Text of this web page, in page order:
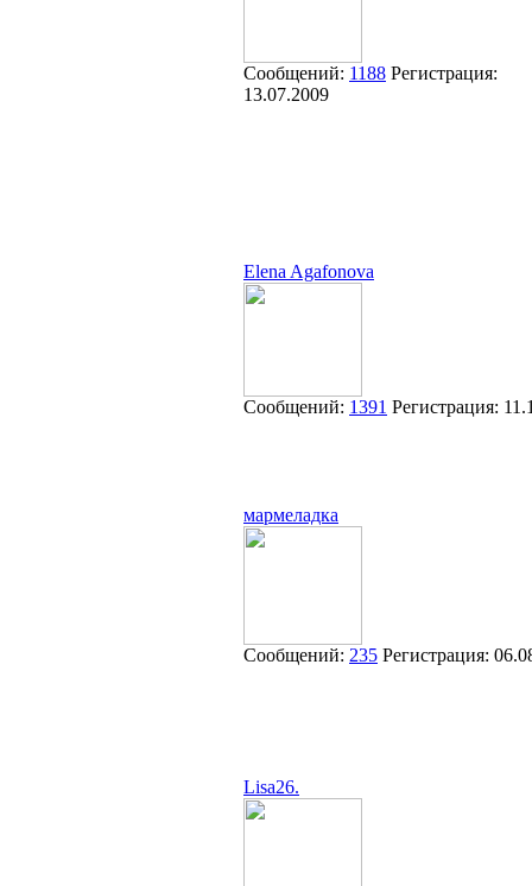
Сообщений: 1188 Регистрация:
13.07.2009
Elena Agafonova
Сообщений: 1391 Регистрация:
мармеладка
Сообщений: 235 Регистрация:
Lisa26.